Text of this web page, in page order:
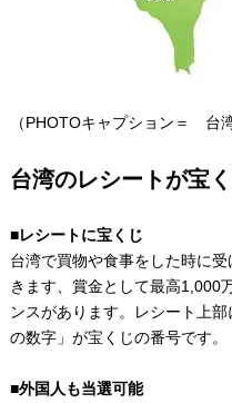
（PHOTOキャプション＝ 台
台湾のレシートが宝
■レシートに宝くじ
台湾で買物や食事をした時に
きます、賞金として最高1,000
ンスがあります。レシート上
の数字」が宝くじの番号です。
■外国人も当選可能